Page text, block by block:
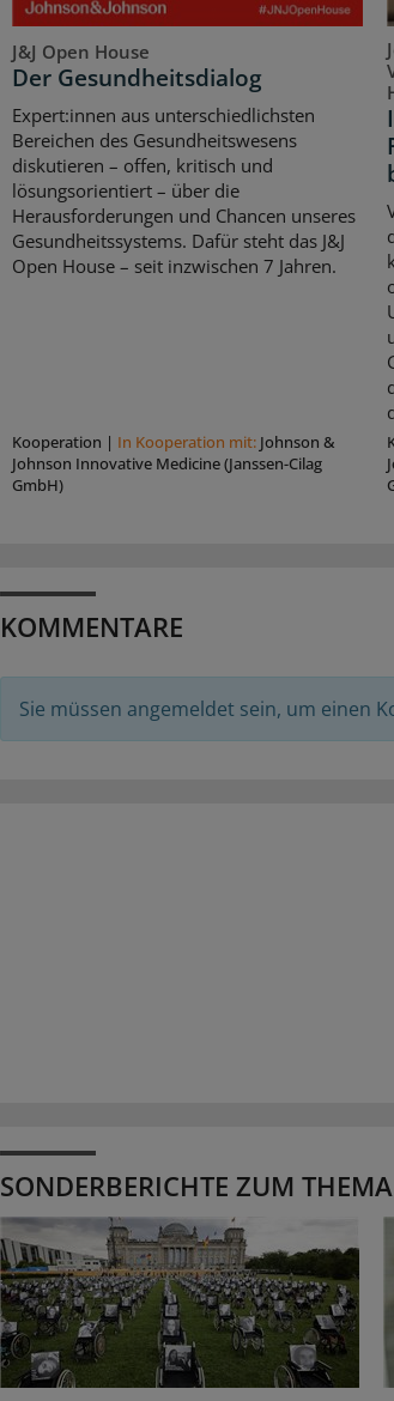
J&J Open House
Der Gesundheitsdialog
Expert:innen aus unterschiedlichsten
Bereichen des Gesundheitswesens
diskutieren – offen, kritisch und
lösungsorientiert – über die
Herausforderungen und Chancen unseres
Gesundheitssystems. Dafür steht das J&J
Open House – seit inzwischen 7 Jahren.
Kooperation | In Kooperation mit: Johnson &
Johnson Innovative Medicine (Janssen-Cilag
GmbH)
KOMMENTARE
Sie müssen angemeldet sein, um einen
SONDERBERICHTE ZUM THEMA